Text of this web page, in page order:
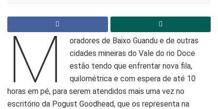
M
oradores de Baixo Guandu e de outras
cidades mineiras do Vale do rio Doce
estão tendo que enfrentar nova fila,
quilométrica e com espera de até 10
horas em pé, para serem atendidos mais uma vez no
escritório da Pogust Goodhead, que os representa na